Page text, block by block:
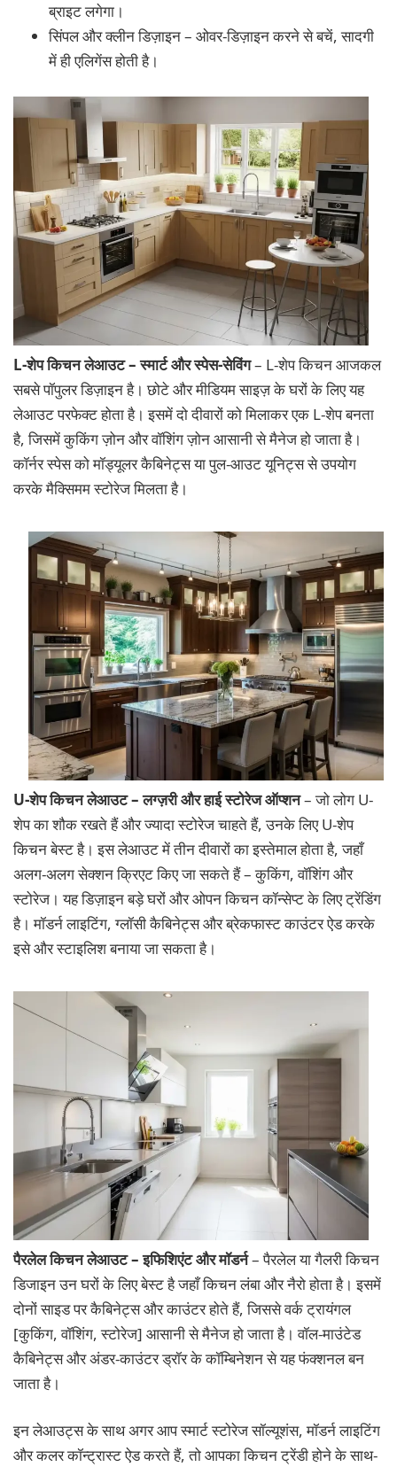
ब्राइट लगेगा।
सिंपल और क्लीन डिज़ाइन – ओवर-डिज़ाइन करने से बचें, सादगी
में ही एलिगेंस होती है।
L-शेप किचन लेआउट – स्मार्ट और स्पेस-सेविंग– L-शेप किचन आजकल
सबसे पॉपुलर डिज़ाइन है। छोटे और मीडियम साइज़ के घरों के लिए यह
लेआउट परफेक्ट होता है। इसमें दो दीवारों को मिलाकर एक L-शेप बनता
है, जिसमें कुकिंग ज़ोन और वॉशिंग ज़ोन आसानी से मैनेज हो जाता है।
कॉर्नर स्पेस को मॉड्यूलर कैबिनेट्स या पुल-आउट यूनिट्स से उपयोग
करके मैक्सिमम स्टोरेज मिलता है।
U-शेप किचन लेआउट – लग्ज़री और हाई स्टोरेज ऑप्शन– जो लोग U-
शेप का शौक रखते हैं और ज्यादा स्टोरेज चाहते हैं, उनके लिए U-शेप
किचन बेस्ट है। इस लेआउट में तीन दीवारों का इस्तेमाल होता है, जहाँ
अलग-अलग सेक्शन क्रिएट किए जा सकते हैं – कुकिंग, वॉशिंग और
स्टोरेज। यह डिज़ाइन बड़े घरों और ओपन किचन कॉन्सेप्ट के लिए ट्रेंडिंग
है। मॉडर्न लाइटिंग, ग्लॉसी कैबिनेट्स और ब्रेकफास्ट काउंटर ऐड करके
इसे और स्टाइलिश बनाया जा सकता है।
पैरलेल किचन लेआउट – इफिशिएंट और मॉडर्न– पैरलेल या गैलरी किचन
डिजाइन उन घरों के लिए बेस्ट है जहाँ किचन लंबा और नैरो होता है। इसमें
दोनों साइड पर कैबिनेट्स और काउंटर होते हैं, जिससे वर्क ट्रायंगल
[कुकिंग, वॉशिंग, स्टोरेज] आसानी से मैनेज हो जाता है। वॉल-माउंटेड
कैबिनेट्स और अंडर-काउंटर ड्रॉर के कॉम्बिनेशन से यह फंक्शनल बन
जाता है।
इन लेआउट्स के साथ अगर आप स्मार्ट स्टोरेज सॉल्यूशंस, मॉडर्न लाइटिंग
और कलर कॉन्ट्रास्ट ऐड करते हैं, तो आपका किचन ट्रेंडी होने के साथ-